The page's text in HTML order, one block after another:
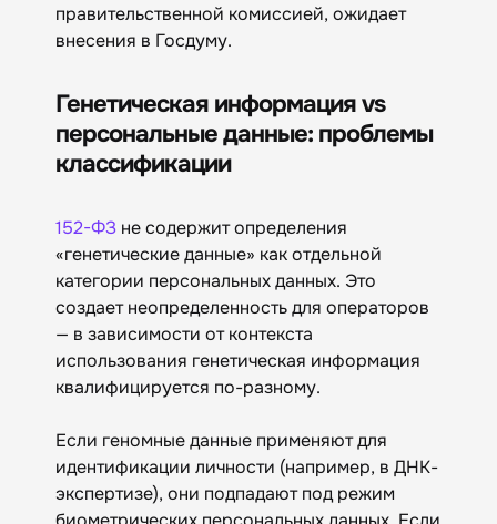
правительственной комиссией, ожидает
внесения в Госдуму.
Генетическая информация vs
персональные данные: проблемы
классификации
152-ФЗ не содержит определения
«генетические данные» как отдельной
категории персональных данных. Это
создает неопределенность для операторов
— в зависимости от контекста
использования генетическая информация
квалифицируется по-разному.
Если геномные данные применяют для
идентификации личности (например, в ДНК-
экспертизе), они подпадают под режим